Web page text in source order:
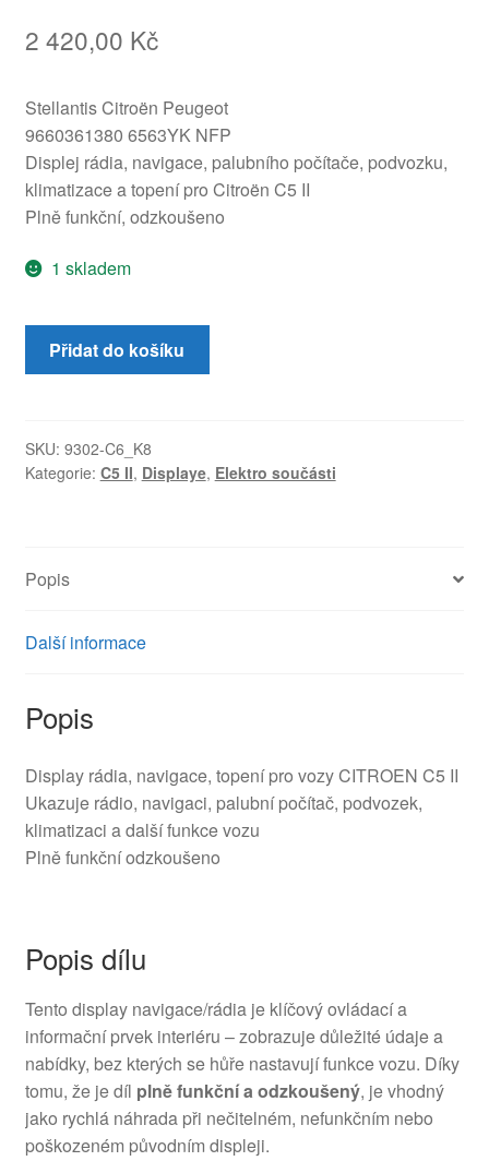
2 420,00 Kč
Stellantis Citroën Peugeot
9660361380 6563YK NFP
Displej rádia, navigace, palubního počítače, podvozku,
klimatizace a topení pro Citroën C5 II
Plně funkční, odzkoušeno
1 skladem
Displej
navigace
2006
9660361380
Přidat do košíku
SKU: 9302-C6_K8
Kategorie: C5 II, Displaye, Elektro součásti
Popis
Další informace
Popis
Display rádia, navigace, topení pro vozy CITROEN C5 II
Ukazuje rádio, navigaci, palubní počítač, podvozek,
klimatizaci a další funkce vozu
Plně funkční odzkoušeno
Popis dílu
Tento display navigace/rádia je klíčový ovládací a
informační prvek interiéru – zobrazuje důležité údaje a
nabídky, bez kterých se hůře nastavují funkce vozu. Díky
tomu, že je díl plně funkční a odzkoušený, je vhodný
jako rychlá náhrada při nečitelném, nefunkčním nebo
poškozeném původním displeji.